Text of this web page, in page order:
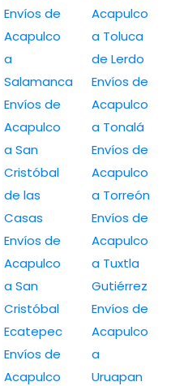
Envíos de
Acapulco
a
Salamanca
Envíos de
Acapulco
a San
Cristóbal
de las
Casas
Envíos de
Acapulco
a San
Cristóbal
Ecatepec
Envíos de
Acapulco
Acapulco
a Toluca
de Lerdo
Envíos de
Acapulco
a Tonalá
Envíos de
Acapulco
a Torreón
Envíos de
Acapulco
a Tuxtla
Gutiérrez
Envíos de
Acapulco
a
Uruapan